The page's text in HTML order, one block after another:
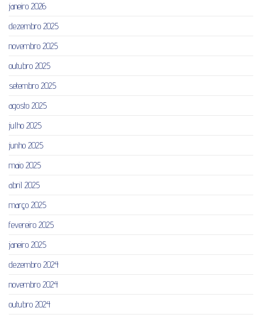
janeiro 2026
dezembro 2025
novembro 2025
outubro 2025
setembro 2025
agosto 2025
julho 2025
junho 2025
maio 2025
abril 2025
março 2025
fevereiro 2025
janeiro 2025
dezembro 2024
novembro 2024
outubro 2024